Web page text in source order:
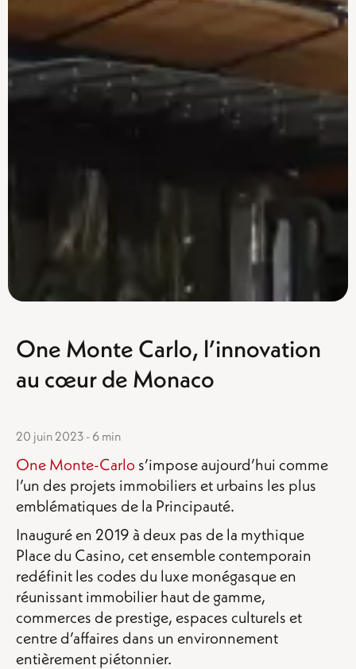
One Monte Carlo, l’innovation
au cœur de Monaco
20 juin 2023 - 6 min
One Monte-Carlo s’impose aujourd’hui comme
l’un des projets immobiliers et urbains les plus
emblématiques de la Principauté.
Inauguré en 2019 à deux pas de la mythique
Place du Casino, cet ensemble contemporain
redéfinit les codes du luxe monégasque en
réunissant immobilier haut de gamme,
commerces de prestige, espaces culturels et
centre d’affaires dans un environnement
entièrement piétonnier.